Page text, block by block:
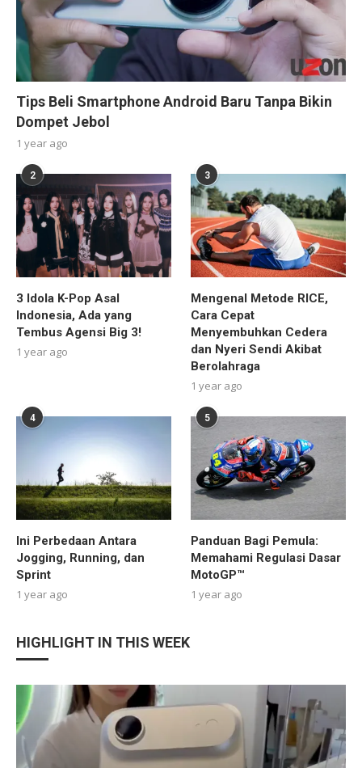
Tips Beli Smartphone Android Baru Tanpa Bikin
Dompet Jebol
1 year ago
2
3 Idola K-Pop Asal
Indonesia, Ada yang
Tembus Agensi Big 3!
1 year ago
3
Mengenal Metode RICE,
Cara Cepat
Menyembuhkan Cedera
dan Nyeri Sendi Akibat
Berolahraga
1 year ago
4
Ini Perbedaan Antara
Jogging, Running, dan
Sprint
1 year ago
5
Panduan Bagi Pemula:
Memahami Regulasi Dasar
MotoGP™
1 year ago
HIGHLIGHT IN THIS WEEK